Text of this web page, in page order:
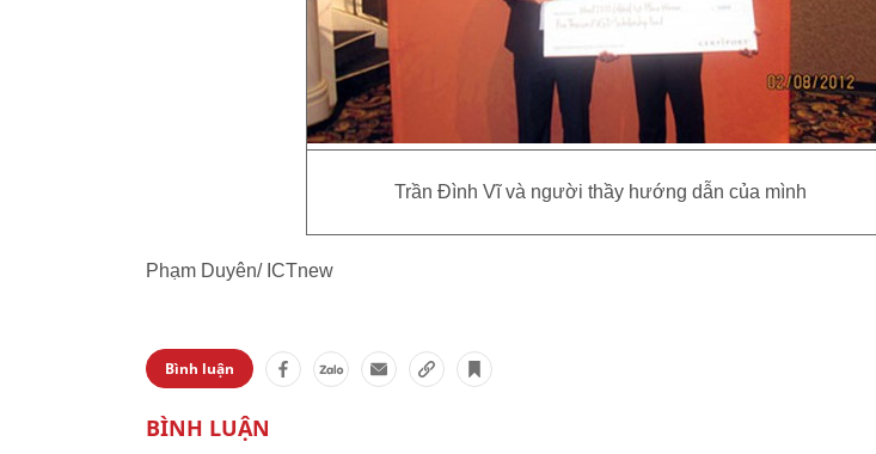
Trần Đình Vĩ và người thầy hướng dẫn của mình
Phạm Duyên/ ICTnew
Bình luận